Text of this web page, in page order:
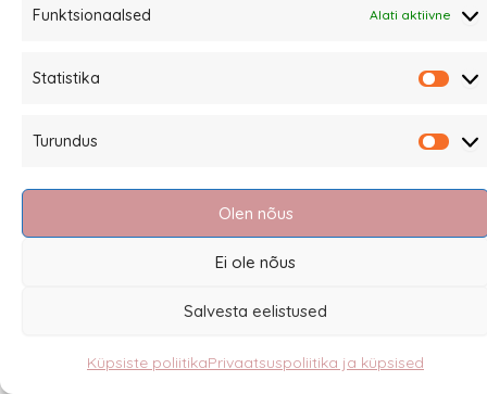
Funktsionaalsed Alati aktiivne
Statistika
Turundus
Olen nõus
Ei ole nõus
Salvesta eelistused
Küpsiste poliitikaPrivaatsuspoliitika ja küpsised